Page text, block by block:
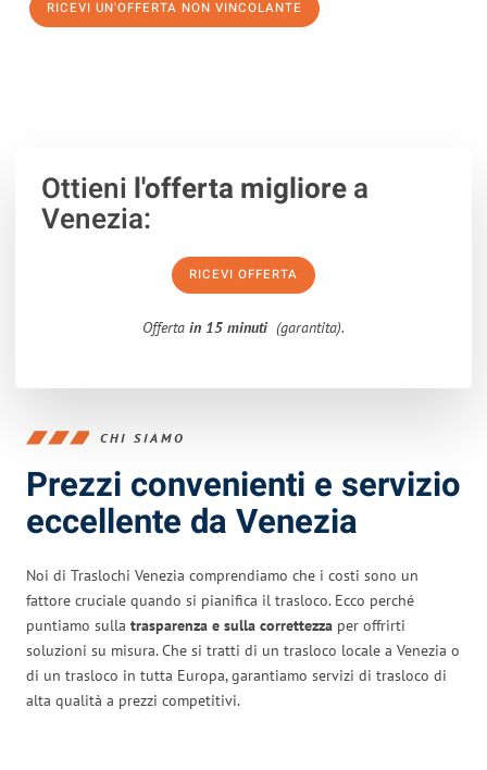
RICEVI UN'OFFERTA NON VINCOLANTE
Ottieni l'offerta migliorea
Venezia:
RICEVI OFFERTA
Offerta in 15 minuti (garantita).
CHI SIAMO
Prezzi convenienti e servizio
eccellente da Venezia
Noi di Traslochi Venezia comprendiamo che i costi sono un
fattore cruciale quando si pianifica il trasloco. Ecco perché
puntiamo sulla trasparenza e sulla correttezza per offrirti
soluzioni su misura. Che si tratti di un trasloco locale a Venezia o
di un trasloco in tutta Europa, garantiamo servizi di trasloco di
alta qualità a prezzi competitivi.